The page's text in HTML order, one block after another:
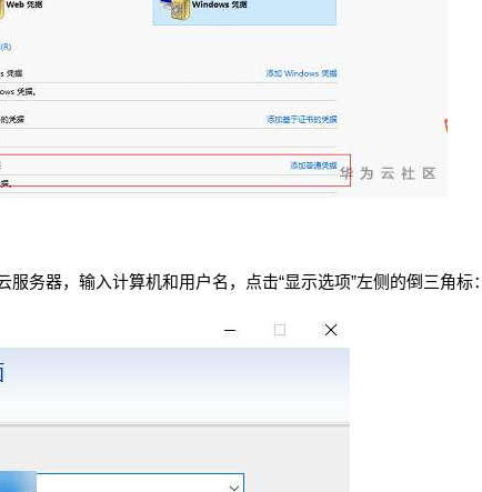
服务器，输入计算机和用户名，点击“显示选项”左侧的倒三角标：